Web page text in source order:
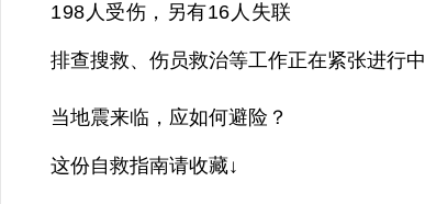
198人受伤， 另有16人失联
排查搜救、伤员救治等工作正在紧张进行中
当地震来临，应如何避险？
这份自救指南请收藏↓